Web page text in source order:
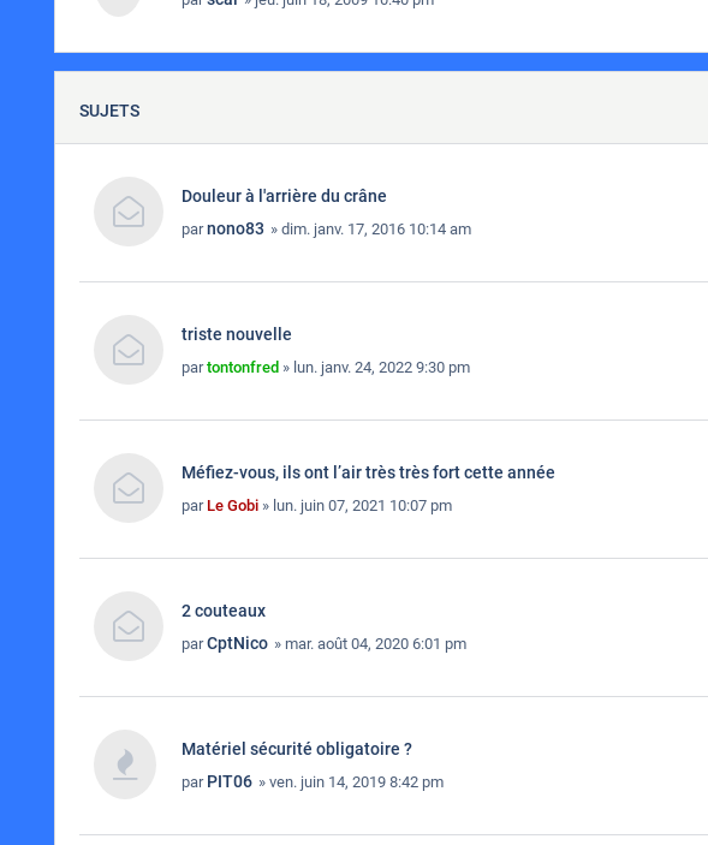
SUJETS
Douleur à l'arrière du crâne
parnono83 » dim. janv. 17, 2016 10:14 am
triste nouvelle
partontonfred » lun. janv. 24, 2022 9:30 pm
Méfiez-vous, ils ont l’air très très fort cette année
par Le Gobi » lun. juin 07, 2021 10:07 pm
2 couteaux
parCptNico » mar. août 04, 2020 6:01 pm
Matériel sécurité obligatoire ?
par PIT06 » ven. juin 14, 2019 8:42 pm